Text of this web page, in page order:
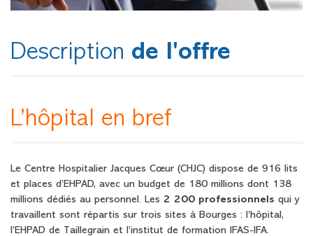
Description de l'offre
L’hôpital en bref
Le Centre Hospitalier Jacques Cœur (CHJC) dispose de 916 lits
et places d’EHPAD, avec un budget de 180 millions dont 138
millions dédiés au personnel. Les 2 200 professionnels qui y
travaillent sont répartis sur trois sites à Bourges : l’hôpital,
l’EHPAD de Taillegrain et l’institut de formation IFAS-IFA.